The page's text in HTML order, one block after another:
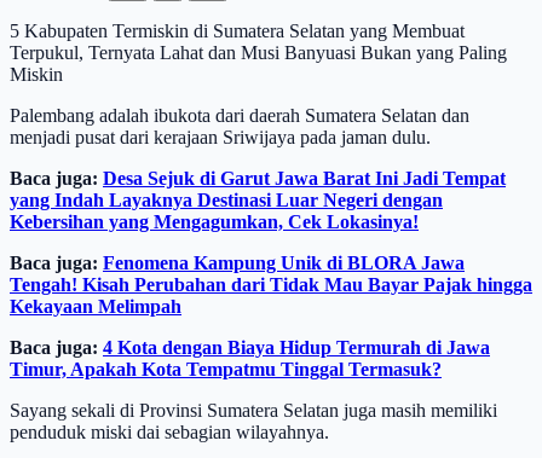
5 Kabupaten Termiskin di Sumatera Selatan yang Membuat
Terpukul, Ternyata Lahat dan Musi Banyuasi Bukan yang Paling
Miskin
Palembang adalah ibukota dari daerah Sumatera Selatan dan
menjadi pusat dari kerajaan Sriwijaya pada jaman dulu.
Baca juga: Desa Sejuk di Garut Jawa Barat Ini Jadi Tempat
yang Indah Layaknya Destinasi Luar Negeri dengan
Kebersihan yang Mengagumkan, Cek Lokasinya!
Baca juga: Fenomena Kampung Unik di BLORA Jawa
Tengah! Kisah Perubahan dari Tidak Mau Bayar Pajak hingga
Kekayaan Melimpah
Baca juga: 4 Kota dengan Biaya Hidup Termurah di Jawa
Timur, Apakah Kota Tempatmu Tinggal Termasuk?
Sayang sekali di Provinsi Sumatera Selatan juga masih memiliki
penduduk miski dai sebagian wilayahnya.